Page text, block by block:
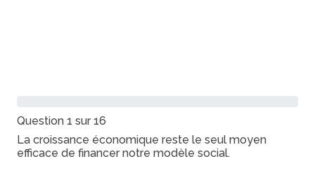
Question 1 sur 16
La croissance économique reste le seul moyen
efficace de financer notre modèle social.